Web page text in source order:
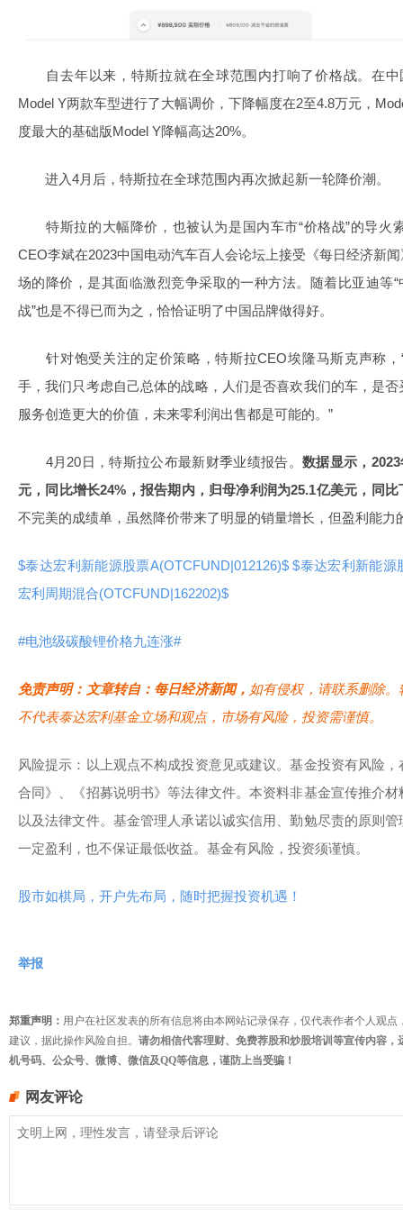
自去年以来，特斯拉就在全球范围内打响了价格战。在中
Model Y两款车型进行了大幅调价，下降幅度在2至4.8万元，
度最大的基础版Model Y降幅高达20%。
进入4月后，特斯拉在全球范围内再次掀起新一轮降价潮。
特斯拉的大幅降价，也被认为是国内车市“价格战”的导火
CEO李斌在2023中国电动汽车百人会论坛上接受《每日经济新
场的降价，是其面临激烈竞争采取的一种方法。随着比亚迪等“
战”也是不得已而为之，恰恰证明了中国品牌做得好。
针对饱受关注的定价策略，特斯拉CEO埃隆马斯克声称，
手，我们只考虑自己总体的战略，人们是否喜欢我们的车，是
服务创造更大的价值，未来零利润出售都是可能的。”
4月20日，特斯拉公布最新财季业绩报告。 数据显示，
元，同比增长24%，报告期内，归母净利润为25.1亿美元，同比
不完美的成绩单，虽然降价带来了明显的销量增长，但盈利能力
$泰达宏利新能源股票A(OTCFUND|012126)$$泰达宏利新能源
宏利周期混合(OTCFUND|162202)$
#电池级碳酸锂价格九连涨#
免责声明：文章转自：每日经济新闻， 如有侵权，请联系删除
不代表泰达宏利基金立场和观点，市场有风险，投资需谨慎。
风险提示：以上观点不构成投资意见或建议。基金投资有风险
合同》、《招募说明书》等法律文件。本资料非基金宣传推介
以及法律文件。基金管理人承诺以诚实信用、勤勉尽责的原则
一定盈利，也不保证最低收益。基金有风险，投资须谨慎。
股市如棋局，开户先布局，随时把握投资机遇！
举报
郑重声明： 用户在社区发表的所有信息将由本网站记录保存，仅代表作者个人观
建议，据此操作风险自担。 请勿相信代客理财、免费荐股和炒股培训等宣传内容
机号码、公众号、微博、微信及QQ等信息，谨防上当受骗！
网友评论